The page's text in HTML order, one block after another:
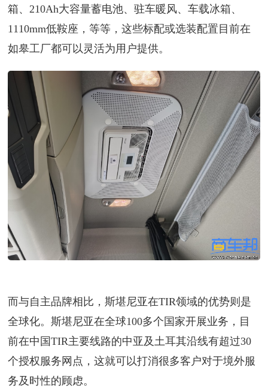
箱、210Ah大容量蓄电池、驻车暖风、车载冰箱、
1110mm低鞍座，等等，这些标配或选装配置目前在
如皋工厂都可以灵活为用户提供。
而与自主品牌相比，斯堪尼亚在TIR领域的优势则是
全球化。斯堪尼亚在全球100多个国家开展业务，目
前在中国TIR主要线路的中亚及土耳其沿线有超过30
个授权服务网点，这就可以打消很多客户对于境外服
务及时性的顾虑。